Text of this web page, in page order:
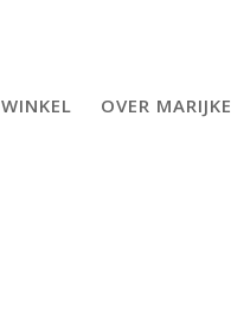
WINKEL OVER MARIJKE